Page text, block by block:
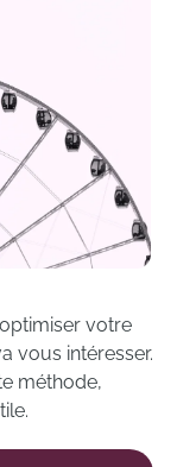
votre
vous intéresser.
méthode,